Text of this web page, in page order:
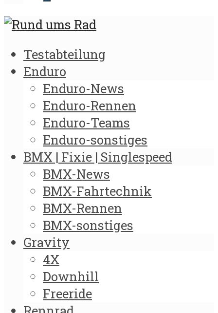
Testabteilung
Enduro
Enduro-News
Enduro-Rennen
Enduro-Teams
Enduro-sonstiges
BMX | Fixie | Singlespeed
BMX-News
BMX-Fahrtechnik
BMX-Rennen
BMX-sonstiges
Gravity
4X
Downhill
Freeride